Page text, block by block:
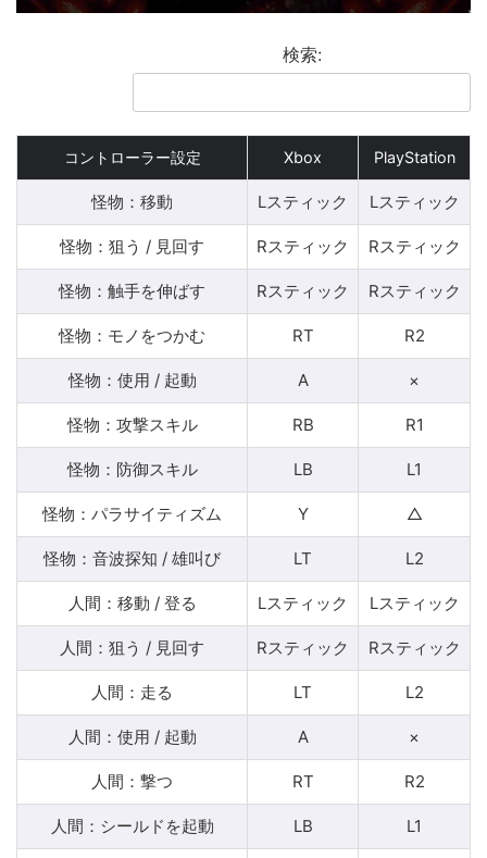
検索:
コントローラー設定 Xbox PlayStation
怪物：移動 Lスティック Lスティック
怪物：狙う / 見回す Rスティック Rスティック
怪物：触手を伸ばす Rスティック Rスティック
怪物：モノをつかむ RT R2
怪物：使用 / 起動 A ×
怪物：攻撃スキル RB R1
怪物：防御スキル LB L1
怪物：パラサイティズム Y △
怪物：音波探知 / 雄叫び LT L2
人間：移動 / 登る Lスティック Lスティック
人間：狙う / 見回す Rスティック Rスティック
人間：走る LT L2
人間：使用 / 起動 A ×
人間：撃つ RT R2
人間：シールドを起動 LB L1